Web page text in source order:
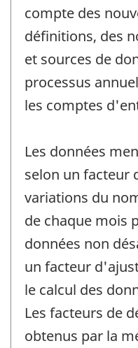
compte des
définitions, des
et sources de
processus
les comptes
Les données
selon un facteur
variations du
de chaque mois
données non
un facteur
le calcul des
Les facteurs de
obtenus par la